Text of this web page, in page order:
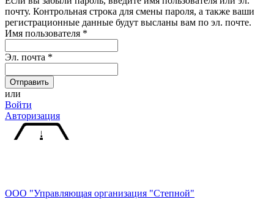
почту. Контрольная строка для смены пароля, а также ваши
регистрационные данные будут высланы вам по эл. почте.
Имя пользователя *
Эл. почта *
или
Войти
Авторизация
ООО "Управляющая организация "Степной"